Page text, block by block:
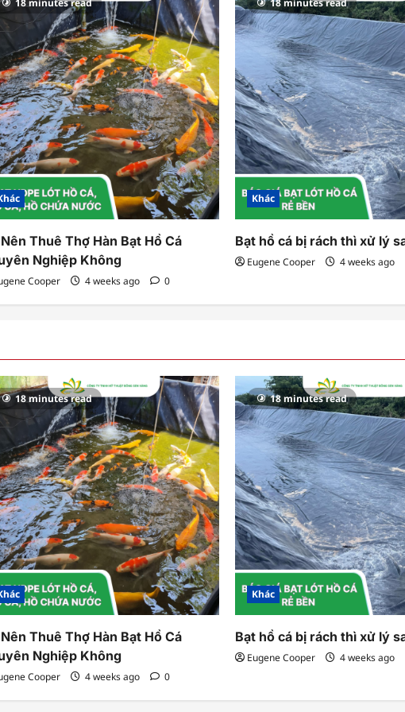
Thuê Thợ Hàn Bạt Hồ Cá
Nghiệp Không
Cooper 4 weeks ago 0
Khác
Bạt hồ cá bị rách thì xử lý
Eugene Cooper 4 weeks ago
18 minutes read
Thuê Thợ Hàn Bạt Hồ Cá
Nghiệp Không
Cooper 4 weeks ago 0
18 minutes read
Khác
Bạt hồ cá bị rách thì xử lý
Eugene Cooper 4 weeks ago